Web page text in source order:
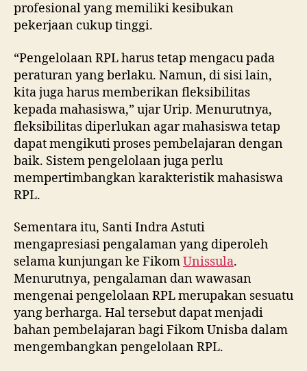
profesional yang memiliki kesibukan
pekerjaan cukup tinggi.
“Pengelolaan RPL harus tetap mengacu pada
peraturan yang berlaku. Namun, di sisi lain,
kita juga harus memberikan fleksibilitas
kepada mahasiswa,” ujar Urip. Menurutnya,
fleksibilitas diperlukan agar mahasiswa tetap
dapat mengikuti proses pembelajaran dengan
baik. Sistem pengelolaan juga perlu
mempertimbangkan karakteristik mahasiswa
RPL.
Sementara itu, Santi Indra Astuti
mengapresiasi pengalaman yang diperoleh
selama kunjungan ke FikomUnissula.
Menurutnya, pengalaman dan wawasan
mengenai pengelolaan RPL merupakan sesuatu
yang berharga. Hal tersebut dapat menjadi
bahan pembelajaran bagi Fikom Unisba dalam
mengembangkan pengelolaan RPL.